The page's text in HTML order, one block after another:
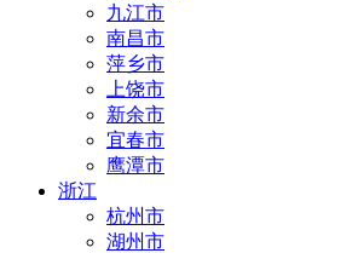
九江市
南昌市
萍乡市
上饶市
新余市
宜春市
鹰潭市
浙江
杭州市
湖州市